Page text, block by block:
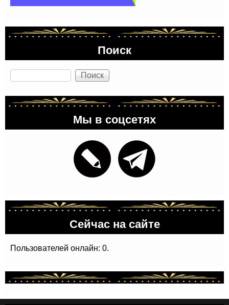
Поиск
Поиск
Мы в соцсетях
Сейчас на сайте
Пользователей онлайн: 0.